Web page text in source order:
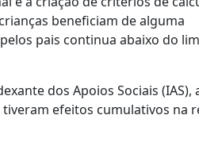
beneficiam de alguma
pais continua abaixo do
dos Apoios Sociais (IAS),
efeitos cumulativos na